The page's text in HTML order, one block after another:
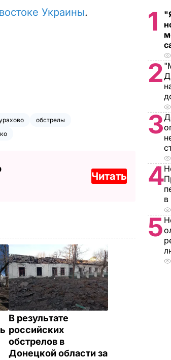
Украины.
обстрелы
Читать
В результате
российских
обстрелов в
Донецкой области за
1
2
3
4
в
5